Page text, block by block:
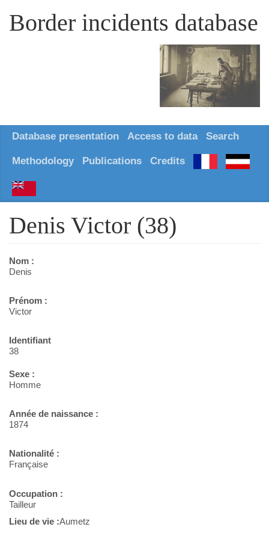
Border incidents database
Database presentation Access to data Search
Methodology Publications Credits
Denis Victor (38)
Nom :
Denis
Prénom :
Victor
Identifiant
38
Sexe :
Homme
Année de naissance :
1874
Nationalité :
Française
Occupation :
Tailleur
Lieu de vie :Aumetz